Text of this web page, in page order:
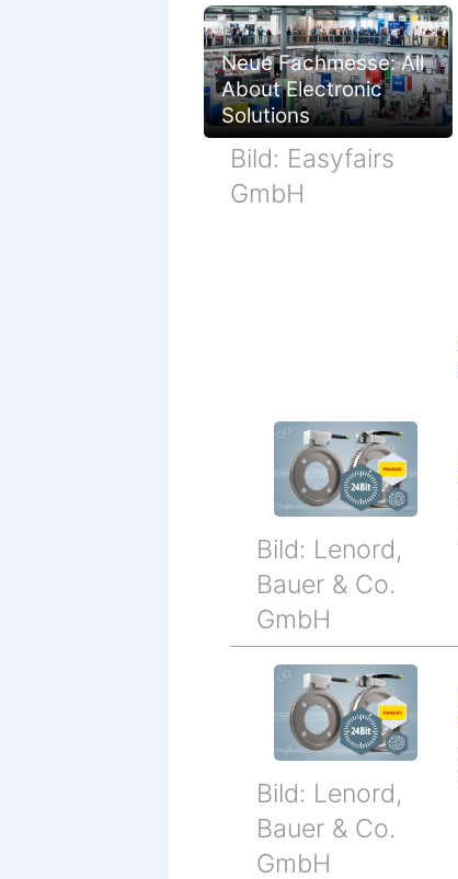
Neue Fachmesse: All
About Electronic
Solutions
Bild: Easyfairs
GmbH
Bild: Lenord,
Bauer & Co.
GmbH
Bild: Lenord,
Bauer & Co.
GmbH